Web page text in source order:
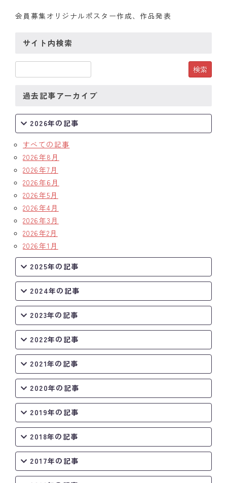
会員募集オリジナルポスター作成、作品発表
サイト内検索
過去記事アーカイブ
2026年の記事
すべての記事
2026年8月
2026年7月
2026年6月
2026年5月
2026年4月
2026年3月
2026年2月
2026年1月
2025年の記事
2024年の記事
2023年の記事
2022年の記事
2021年の記事
2020年の記事
2019年の記事
2018年の記事
2017年の記事